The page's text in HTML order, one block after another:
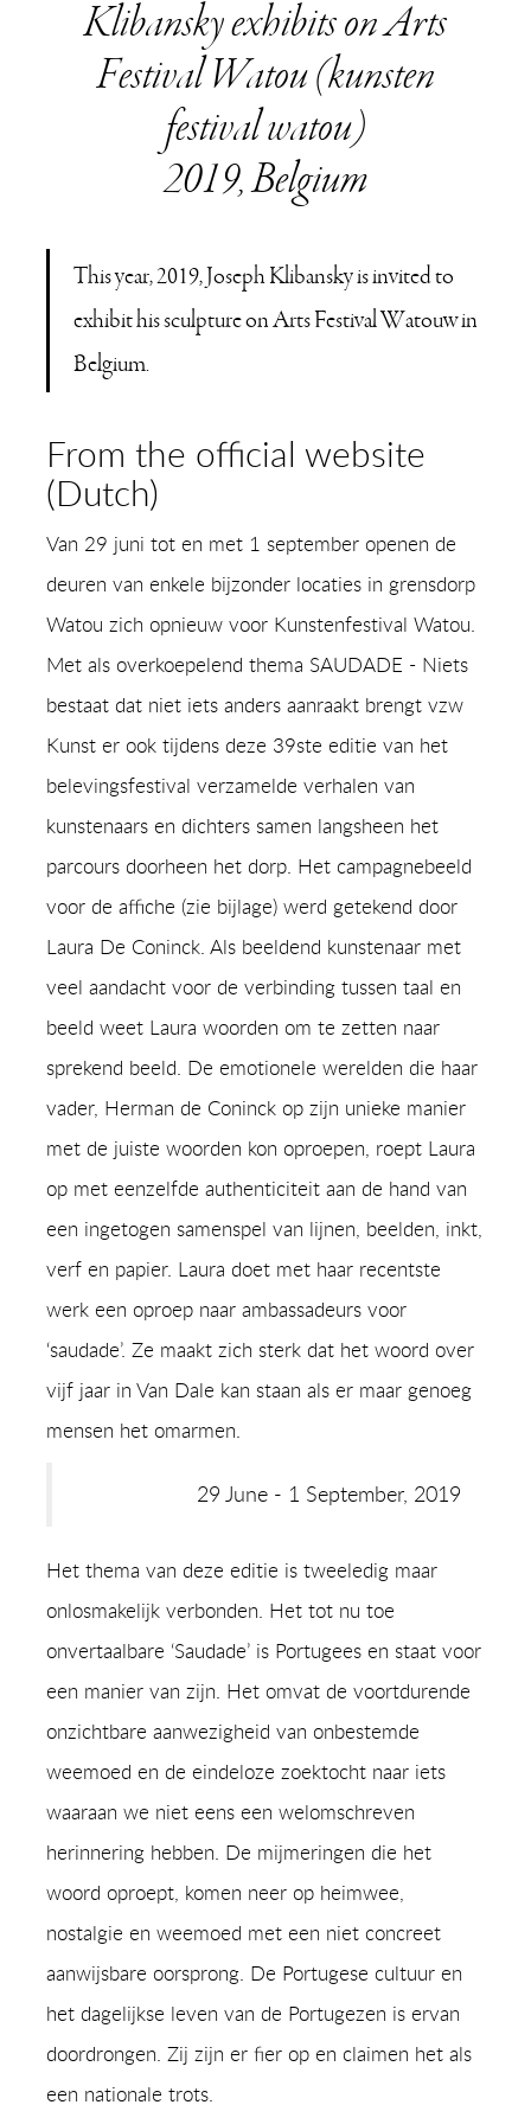
Klibansky exhibits on Arts
Festival Watou (kunsten
festival watou)
2019, Belgium
This year, 2019, Joseph Klibansky is invited to
exhibit his sculpture on Arts Festival Watouw in
Belgium.
From the official website
(Dutch)
Van 29 juni tot en met 1 september openen de
deuren van enkele bijzonder locaties in grensdorp
Watou zich opnieuw voor Kunstenfestival Watou.
Met als overkoepelend thema SAUDADE - Niets
bestaat dat niet iets anders aanraakt brengt vzw
Kunst er ook tijdens deze 39ste editie van het
belevingsfestival verzamelde verhalen van
kunstenaars en dichters samen langsheen het
parcours doorheen het dorp. Het campagnebeeld
voor de affiche (zie bijlage) werd getekend door
Laura De Coninck. Als beeldend kunstenaar met
veel aandacht voor de verbinding tussen taal en
beeld weet Laura woorden om te zetten naar
sprekend beeld. De emotionele werelden die haar
vader, Herman de Coninck op zijn unieke manier
met de juiste woorden kon oproepen, roept Laura
op met eenzelfde authenticiteit aan de hand van
een ingetogen samenspel van lijnen, beelden, inkt,
verf en papier. Laura doet met haar recentste
werk een oproep naar ambassadeurs voor
‘saudade’. Ze maakt zich sterk dat het woord over
vijf jaar in Van Dale kan staan als er maar genoeg
mensen het omarmen.
29 June - 1 September, 2019
Het thema van deze editie is tweeledig maar
onlosmakelijk verbonden. Het tot nu toe
onvertaalbare ‘Saudade’ is Portugees en staat voor
een manier van zijn. Het omvat de voortdurende
onzichtbare aanwezigheid van onbestemde
weemoed en de eindeloze zoektocht naar iets
waaraan we niet eens een welomschreven
herinnering hebben. De mijmeringen die het
woord oproept, komen neer op heimwee,
nostalgie en weemoed met een niet concreet
aanwijsbare oorsprong. De Portugese cultuur en
het dagelijkse leven van de Portugezen is ervan
doordrongen. Zij zijn er fier op en claimen het als
een nationale trots.